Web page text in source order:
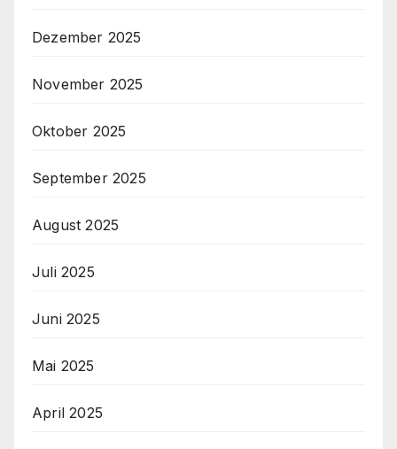
Dezember 2025
November 2025
Oktober 2025
September 2025
August 2025
Juli 2025
Juni 2025
Mai 2025
April 2025